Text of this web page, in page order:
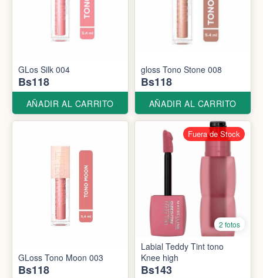
GLos Silk 004
Bs118
AÑADIR AL CARRITO
gloss Tono Stone 008
Bs118
AÑADIR AL CARRITO
GLoss Tono Moon 003
Bs118
2 fotos
Labial Teddy Tint tono
Knee high
Bs143
Fuera de Stock